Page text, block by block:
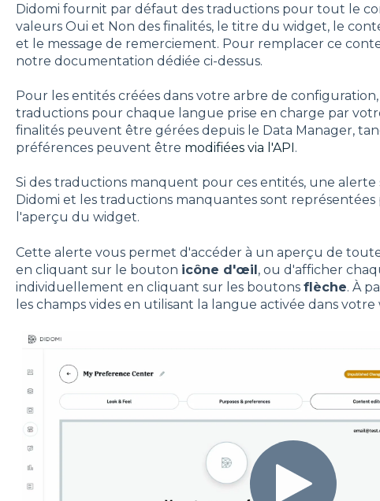
Didomi fournit par défaut des traductions pour tout le
valeurs Oui et Non des finalités, le titre du widget, le
et le message de remerciement. Pour remplacer ce
notre documentation dédiée ci-dessus.
Pour les entités créées dans votre arbre de
traductions pour chaque langue prise en charge par
finalités peuvent être gérées depuis le Data Manager,
préférences peuvent être modifiées via l'API.
Si des traductions manquent pour ces entités, une alerte
Didomi et les traductions manquantes sont représentées
l'aperçu du widget.
Cette alerte vous permet d'accéder à un aperçu de
en cliquant sur le bouton icône d'œil, ou d'afficher
individuellement en cliquant sur les boutons flèche. À
les champs vides en utilisant la langue activée dans votre